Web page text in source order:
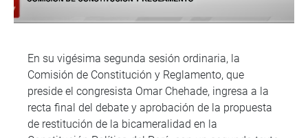
En su vigésima segunda sesión ordinaria, la
Comisión de Constitución y Reglamento, que
preside el congresista Omar Chehade, ingresa a la
recta final del debate y aprobación de la propuesta
de restitución de la bicameralidad en la